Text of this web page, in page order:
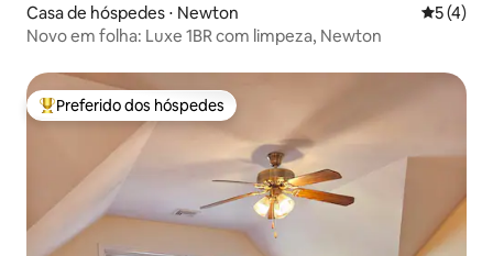
Casa de hóspedes ⋅ Newton 5 de
5 (4)
Novo em folha: Luxe 1BR com limpeza, Newton
Entre os melhores preferidos dos hóspedes
Preferido dos hóspedes